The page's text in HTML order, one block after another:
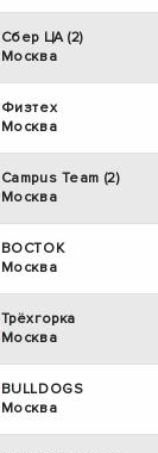
Сбер ЦА (2)
Москва
Физтех
Москва
Campus Team (2)
Москва
ВОСТОК
Москва
Трёхгорка
Москва
BULLDOGS
Москва